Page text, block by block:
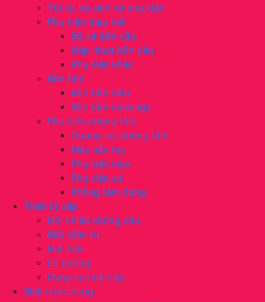
Vòi xịt vệ sinh và phụ kiện
Phụ kiện thay thế
Bộ xả bồn cầu
Nắp nhựa bồn cầu
Phụ kiện khác
Bồn tắm
Bồn tắm nằm
Bồn tắm massage
Phụ kiện phòng tắm
Gương soi phòng tắm
Máy sấy tay
Phụ kiện inox
Phụ kiện sứ
Phòng tắm đứng
Thiết bị bếp
Nồi chiên không dầu
Bếp điện từ
Hút mùi
Lò nướng
Dụng cụ nhà bếp
Bình nước nóng